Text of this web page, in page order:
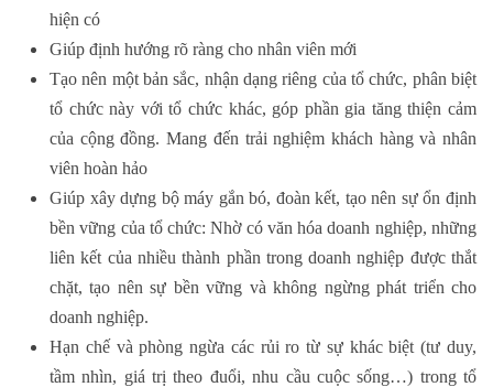
hiện có
Giúp định hướng rõ ràng cho nhân viên mới
Tạo nên một bản sắc, nhận dạng riêng của tổ chức, phân biệt
tổ chức này với tổ chức khác, góp phần gia tăng thiện cảm
của cộng đồng. Mang đến trải nghiệm khách hàng và nhân
viên hoàn hảo
Giúp xây dựng bộ máy gắn bó, đoàn kết, tạo nên sự ổn định
bền vững của tổ chức: Nhờ có văn hóa doanh nghiệp, những
liên kết của nhiều thành phần trong doanh nghiệp được thắt
chặt, tạo nên sự bền vững và không ngừng phát triển cho
doanh nghiệp.
Hạn chế và phòng ngừa các rủi ro từ sự khác biệt (tư duy,
tầm nhìn, giá trị theo đuổi, nhu cầu cuộc sống…) trong tổ